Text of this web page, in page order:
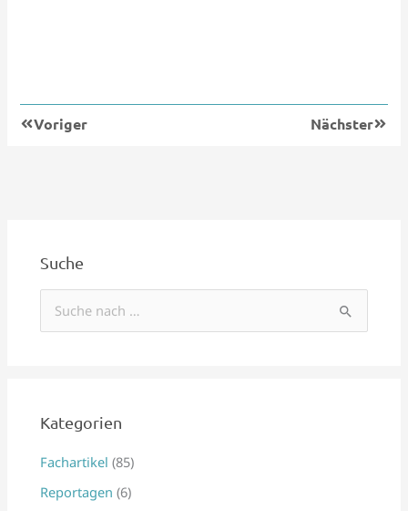
Voriger Nächster
Suche
e
n
a
Kategorien
Fachartikel (85)
Reportagen (6)